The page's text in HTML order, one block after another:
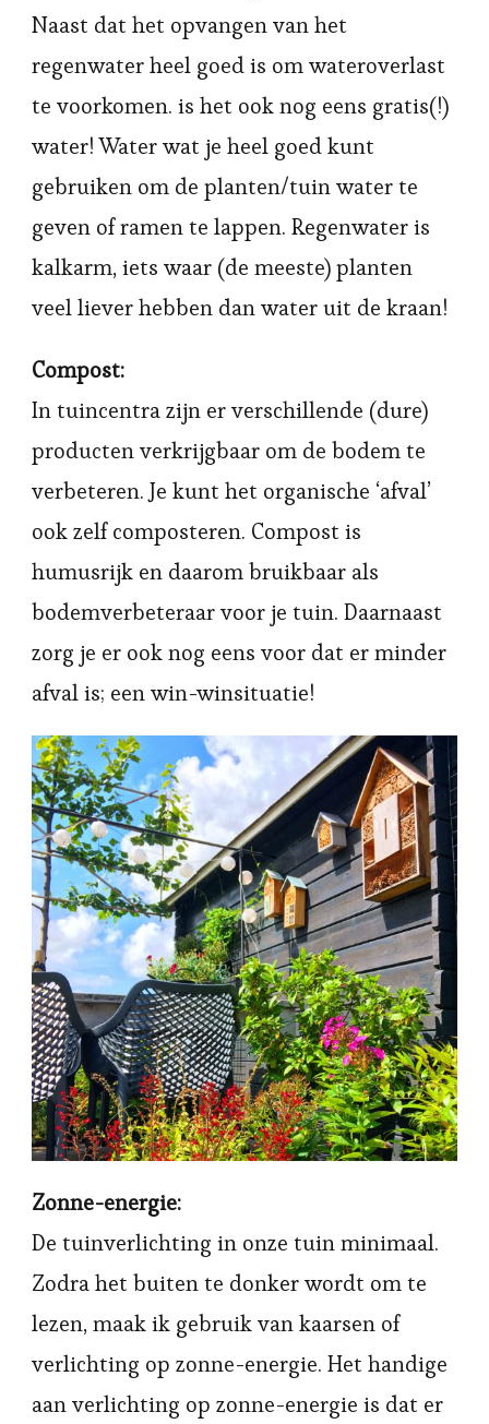
Naast dat het opvangen van het
regenwater heel goed is om wateroverlast
te voorkomen. is het ook nog eens gratis(!)
water! Water wat je heel goed kunt
gebruiken om de planten/tuin water te
geven of ramen te lappen. Regenwater is
kalkarm, iets waar (de meeste) planten
veel liever hebben dan water uit de kraan!
Compost:
In tuincentra zijn er verschillende (dure)
producten verkrijgbaar om de bodem te
verbeteren. Je kunt het organische ‘afval’
ook zelf composteren. Compost is
humusrijk en daarom bruikbaar als
bodemverbeteraar voor je tuin. Daarnaast
zorg je er ook nog eens voor dat er minder
afval is; een win-winsituatie!
Zonne-energie:
De tuinverlichting in onze tuin minimaal.
Zodra het buiten te donker wordt om te
lezen, maak ik gebruik van kaarsen of
verlichting op zonne-energie. Het handige
aan verlichting op zonne-energie is dat er